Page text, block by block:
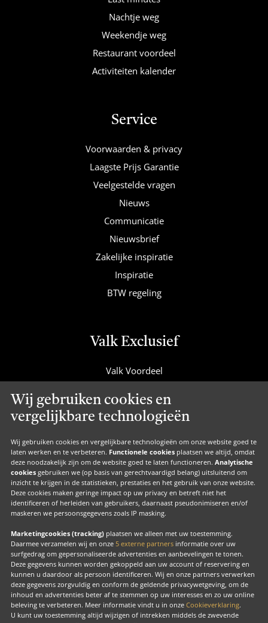
Wij gebruiken cookies en
vergelijkbare technologieën
Wij gebruiken cookies en vergelijkbare technologieën om onze website goed te
laten werken en te verbeteren. Functionele cookies plaatsen we altijd, omdat
deze noodzakelijk zijn om de website goed te laten functioneren. Analytische
cookies gebruiken we (op basis van gerechtvaardigd belang) uitsluitend om
inzicht te krijgen in de statistieken, prestaties en het gebruik van onze website.
Deze cookies maken geringe impact op uw privacy en betreft niet het
identificeren of herleiden van gebruikers, daarnaast pseudonimiseren en/of
maskeren we persoonsgegevens zoals IP masking.
Marketingcookies (tracking) plaatsen we alleen met uw toestemming.
Daarmee verzamelen wij en onze 5 externe partners informatie over uw
surfgedrag om gepersonaliseerde advertenties en aanbevelingen te tonen.
Deze gegevens kunnen worden gekoppeld aan uw account of reservering en
kunnen u daardoor als persoon identificeren. Wij en onze partners verwerken
deze gegevens zorgvuldig en conform de geldende privacywetgeving, om de
inhoud en advertenties beter af te stemmen op uw interesses en zo uw online
beleving te verbeteren. Meer informatie vindt u in onze Cookieverklaring.
U kunt uw toestemming altijd wijzigen of intrekken middels de zwevende
Nachtje weg
Weekendje weg
Restaurant voordeel
Activiteiten kalender
Service
Voorwaarden & privacy
Laagste Prijs Garantie
Veelgestelde vragen
Nieuws
Communicatie
Nieuwsbrief
Zakelijke inspiratie
Inspiratie
BTW regeling
Valk Exclusief
Valk Voordeel
Valk Suites
Valk Jobs
Valk Exclusief Membership
Valk Voor Thuis
Valk Exclusief Zakelijk
MVO
Contact
FacebookInstagramLinkedIn